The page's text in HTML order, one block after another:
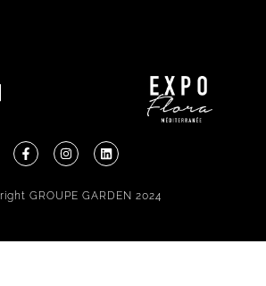
GROUPE GARDEN 2024